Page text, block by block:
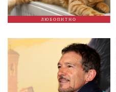
ЛЮБОПИТНО